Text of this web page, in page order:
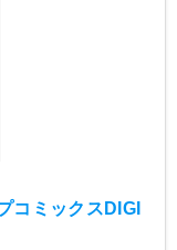
コミックスDIGI